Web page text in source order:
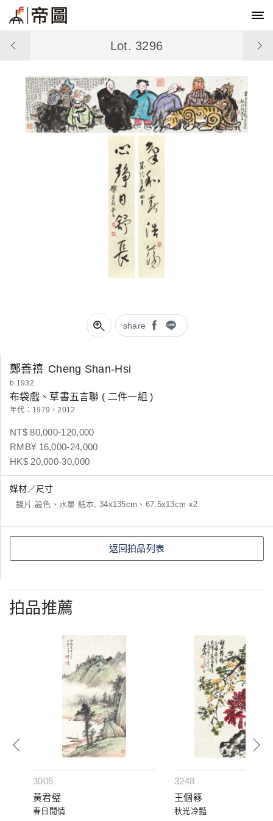
share
Lot. 3296
鄭善禧 Cheng Shan-Hsi
b.1932
布袋戲、草書五言聯 ( 二件一組 )
年代：1979、2012
NT$ 80,000-120,000
RMB¥ 16,000-24,000
HK$ 20,000-30,000
媒材／尺寸
鏡片 設色、水墨 紙本, 34x135cm、67.5x13cm x2
返回拍品列表
拍品推薦
3006
黃君璧
春日閒情
3248
王個簃
秋光冷豔